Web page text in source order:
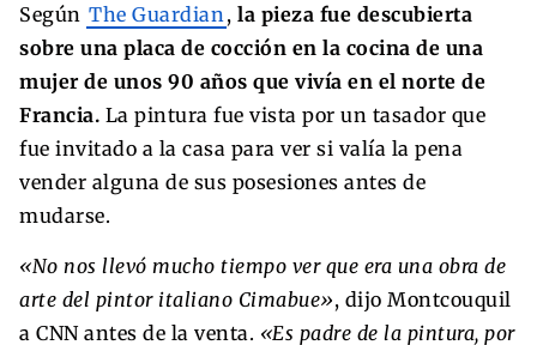
Según The Guardian , la pieza fue descubierta
sobre una placa de cocción en la cocina de una
mujer de unos 90 años que vivía en el norte de
Francia. La pintura fue vista por un tasador que
fue invitado a la casa para ver si valía la pena
vender alguna de sus posesiones antes de
mudarse.
«No nos llevó mucho tiempo ver que era una obra de
arte del pintor italiano Cimabue», dijo Montcouquil
a CNN antes de la venta. «Es padre de la pintura, por